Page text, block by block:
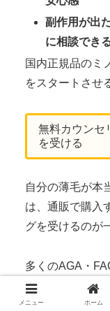
副作用が出
に相談でき
国内正規品のミ
をスタートさせ
無料カウンセ
を受ける
自分の薄毛が本
は、通販で購入
グを受けるのが
多くのAGA・
を行っており、
チェックしてく
メニュー ホーム